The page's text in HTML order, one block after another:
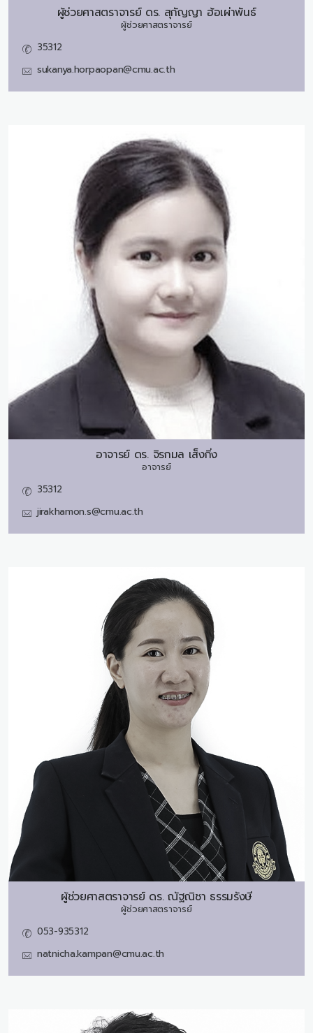
ผู้ช่วยศาสตราจารย์ ดร. สุกัญญา ฮ้อเผ่าพันธ์
ผู้ช่วยศาสตราจารย์
35312
sukanya.horpaopan@cmu.ac.th
อาจารย์ ดร. จิรกมล เส็งกิ่ง
อาจารย์
35312
jirakhamon.s@cmu.ac.th
ผู้ช่วยศาสตราจารย์ ดร. ณัฐณิชา ธรรมรังษี
ผู้ช่วยศาสตราจารย์
053-935312
natnicha.kampan@cmu.ac.th